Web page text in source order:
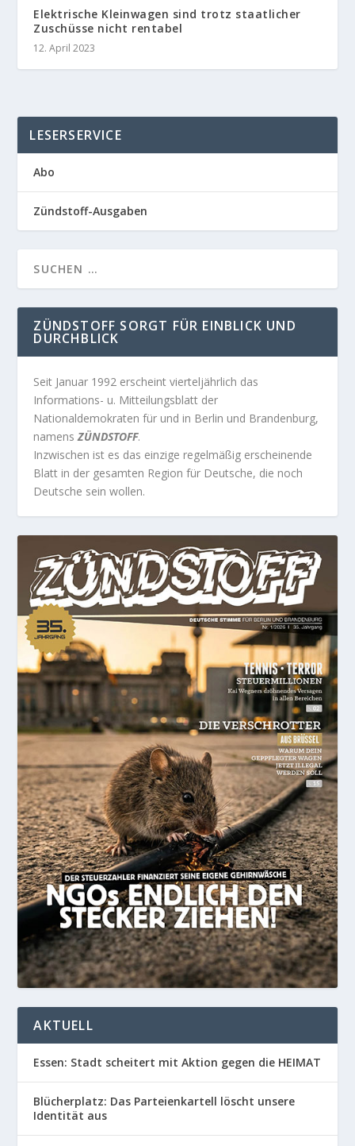
Elektrische Kleinwagen sind trotz staatlicher
Zuschüsse nicht rentabel
12. April 2023
LESERSERVICE
Abo
Zündstoff-Ausgaben
ZÜNDSTOFF SORGT FÜR EINBLICK UND
DURCHBLICK
Seit Januar 1992 erscheint vierteljährlich das
Informations- u. Mitteilungsblatt der
Nationaldemokraten für und in Berlin und Brandenburg,
namensZÜNDSTOFF.
Inzwischen ist es das einzige regelmäßig erscheinende
Blatt in der gesamten Region für Deutsche, die noch
Deutsche sein wollen.
AKTUELL
Essen: Stadt scheitert mit Aktion gegen die HEIMAT
Blücherplatz: Das Parteienkartell löscht unsere
Identität aus